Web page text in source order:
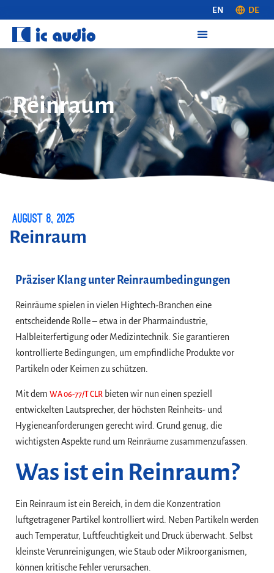
EN DE
Reinraum
August 8, 2025
Reinraum
Präziser Klang unter Reinraumbedingungen
Reinräume spielen in vielen Hightech-Branchen eine
entscheidende Rolle – etwa in der Pharmaindustrie,
Halbleiterfertigung oder Medizintechnik. Sie garantieren
kontrollierte Bedingungen, um empfindliche Produkte vor
Partikeln oder Keimen zu schützen.
Mit dem WA 06-77/T CLR bieten wir nun einen speziell
entwickelten Lautsprecher, der höchsten Reinheits- und
Hygieneanforderungen gerecht wird. Grund genug, die
wichtigsten Aspekte rund um Reinräume zusammenzufassen.
Was ist ein Reinraum?
Ein Reinraum ist ein Bereich, in dem die Konzentration
luftgetragener Partikel kontrolliert wird. Neben Partikeln werden
auch Temperatur, Luftfeuchtigkeit und Druck überwacht. Selbst
kleinste Verunreinigungen, wie Staub oder Mikroorganismen,
können kritische Fehler verursachen.